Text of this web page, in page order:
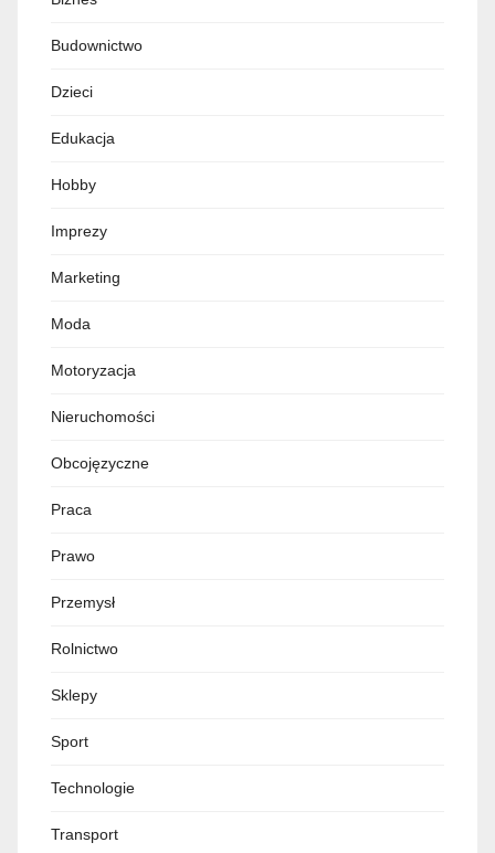
Budownictwo
Dzieci
Edukacja
Hobby
Imprezy
Marketing
Moda
Motoryzacja
Nieruchomości
Obcojęzyczne
Praca
Prawo
Przemysł
Rolnictwo
Sklepy
Sport
Technologie
Transport